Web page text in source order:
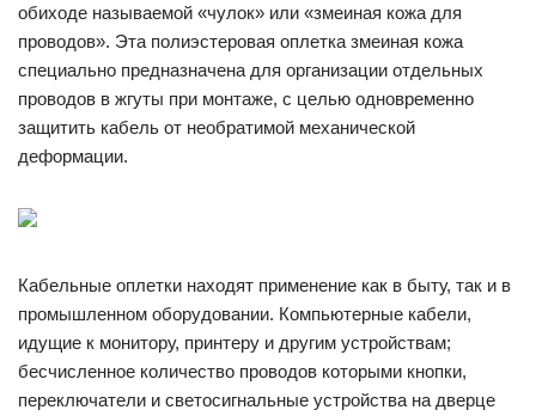
обиходе называемой «чулок» или «змеиная кожа для
проводов». Эта полиэстеровая оплетка змеиная кожа
специально предназначена для организации отдельных
проводов в жгуты при монтаже, с целью одновременно
защитить кабель от необратимой механической
деформации.
Кабельные оплетки находят применение как в быту, так и в
промышленном оборудовании. Компьютерные кабели,
идущие к монитору, принтеру и другим устройствам;
бесчисленное количество проводов которыми кнопки,
переключатели и светосигнальные устройства на дверце